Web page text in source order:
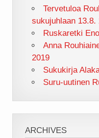
Tervetuloa
sukujuhlaan 13.8.
Ruskaretki
Anna
2019
Sukukirja
Suru-uutinen
ARCHIVES